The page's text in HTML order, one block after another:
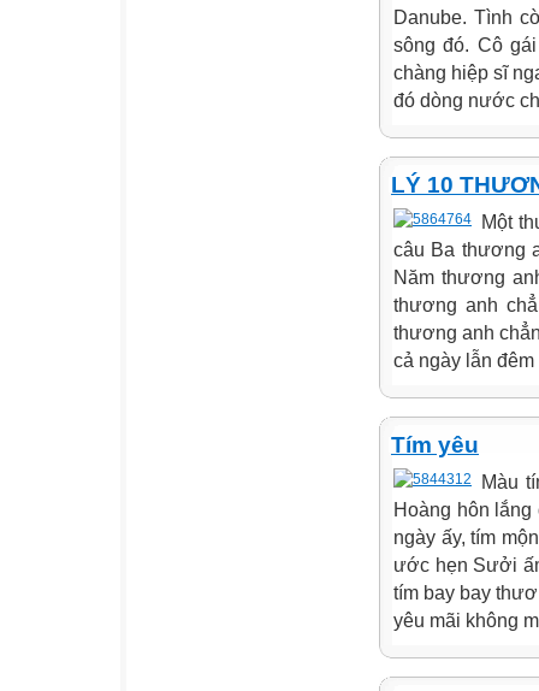
Danube. Tình
sông đó. Cô
chàng hiệp sĩ
đó dòng nước
LÝ 10
Một
câu Ba thương
Năm thương
thương anh
thương anh
cả ngày lẫn
Tím yêu
Màu
Hoàng hôn
ngày ấy, tím
ước hẹn Sưởi
tím bay bay
yêu mãi không